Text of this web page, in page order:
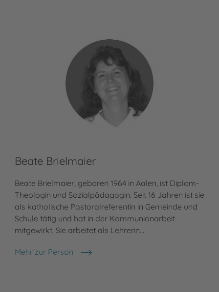
Beate Brielmaier
Beate Brielmaier, geboren 1964 in Aalen, ist Diplom-
Theologin und Sozialpädagogin. Seit 16 Jahren ist sie
als katholische Pastoralreferentin in Gemeinde und
Schule tätig und hat in der Kommunionarbeit
mitgewirkt. Sie arbeitet als Lehrerin…
Mehr zur Person
Beate Brielmaier